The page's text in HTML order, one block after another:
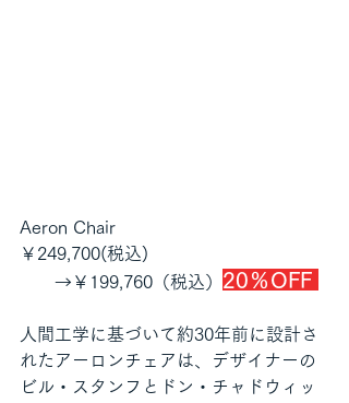
Aeron Chair
￥249,700(税込)
→￥199,760（税込） 20％OFF
人間工学に基づいて約30年前に設計さ
れたアーロンチェアは、デザイナーの
ビル・スタンフとドン・チャドウィッ